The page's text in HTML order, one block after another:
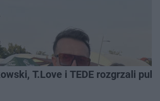
T.Love i TEDE rozgrzali